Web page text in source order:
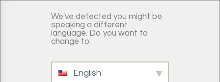
We've detected you might be
speaking a different
language. Do you want to
change to:
English